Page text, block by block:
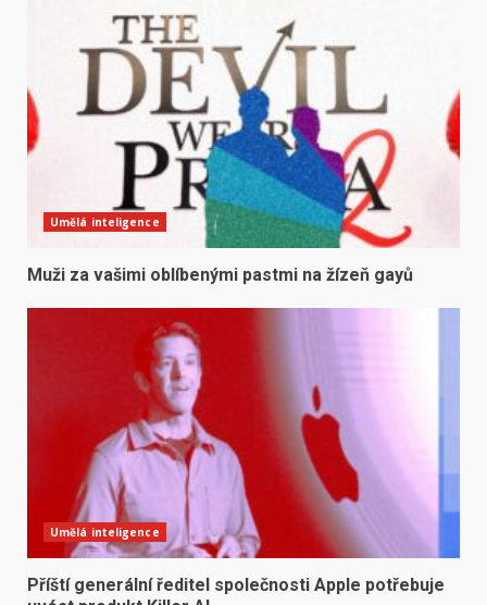
Umělá inteligence
Muži za vašimi oblíbenými pastmi na žízeň gayů
Umělá inteligence
Příští generální ředitel společnosti Apple potřebuje